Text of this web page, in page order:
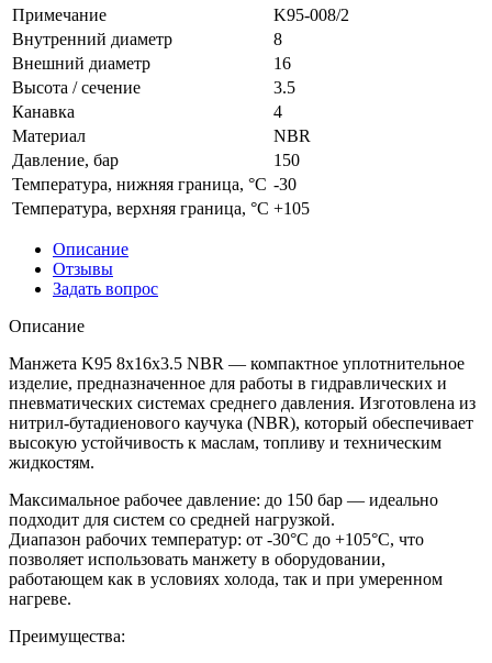
Примечание
K95-008/2
Внутренний диаметр
8
Внешний диаметр
16
Высота / сечение
3.5
Канавка
4
Материал
NBR
Давление, бар
150
Температура, нижняя граница, °C -30
Температура, верхняя граница, °C +105
Описание
Отзывы
Задать вопрос
Описание
Манжета K95 8x16x3.5 NBR — компактное уплотнительное
изделие, предназначенное для работы в гидравлических и
пневматических системах среднего давления. Изготовлена из
нитрил-бутадиенового каучука (NBR), который обеспечивает
высокую устойчивость к маслам, топливу и техническим
жидкостям.
Максимальное рабочее давление: до 150 бар — идеально
подходит для систем со средней нагрузкой.
Диапазон рабочих температур: от -30°C до +105°C, что
позволяет использовать манжету в оборудовании,
работающем как в условиях холода, так и при умеренном
нагреве.
Преимущества: